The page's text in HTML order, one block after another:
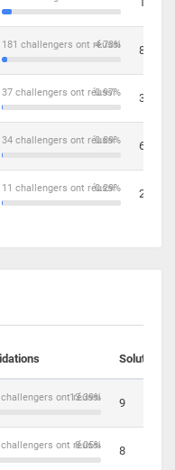
4.73%
181 challengers ont réussi 8
0.97%
37 challengers ont réussi 3
0.89%
34 challengers ont réussi 6
0.29%
11 challengers ont réussi 2
Solutions
13.39%
challengers ont réussi 9
8.05%
ont réussi 8